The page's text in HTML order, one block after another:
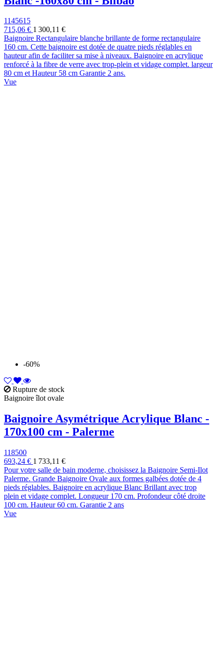
1145615
715,06 € 1 300,11 €
Baignoire Rectangulaire blanche brillante de forme rectangulaire
160 cm. Cette baignoire est dotée de quatre pieds réglables en
hauteur afin de faciliter sa mise à niveaux. Baignoire en acrylique
renforcé à la fibre de verre avec trop-plein et vidage complet. largeur
80 cm et Hauteur 58 cm Garantie 2 ans.
Vue
-60%
Rupture de stock
Baignoire îlot ovale
Baignoire Asymétrique Acrylique Blanc -
170x100 cm - Palerme
118500
693,24 € 1 733,11 €
Pour votre salle de bain moderne, choisissez la Baignoire Semi-Ilot
Palerme. Grande Baignoire Ovale aux formes galbées dotée de 4
pieds réglables. Baignoire en acrylique Blanc Brillant avec trop
plein et vidage complet. Longueur 170 cm. Profondeur côté droite
100 cm. Hauteur 60 cm. Garantie 2 ans
Vue